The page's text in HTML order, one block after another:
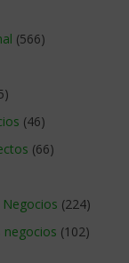
(566)
(46)
(66)
(224)
negocios (102)